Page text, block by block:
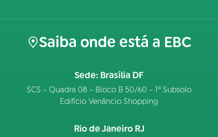
Saiba onde está a EBC
Sede: Brasília DF
SCS – Quadra 08 – Bloco B 50/60 – 1º Subsolo
Edifício Venâncio Shopping
Rio de Janeiro RJ